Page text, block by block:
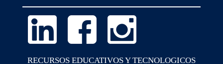
RECURSOS EDUCATIVOS Y TECNOLOGICOS